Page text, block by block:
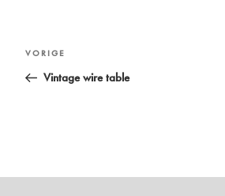
Bericht
navigatie
Vorig
bericht
VORIGE
Vintage wire table